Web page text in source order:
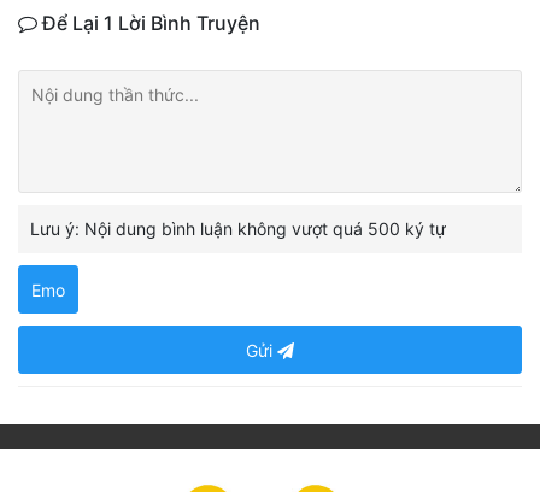
Để Lại 1 Lời Bình Truyện
Lưu ý: Nội dung bình luận không vượt quá 500 ký tự
Emo
Gửi